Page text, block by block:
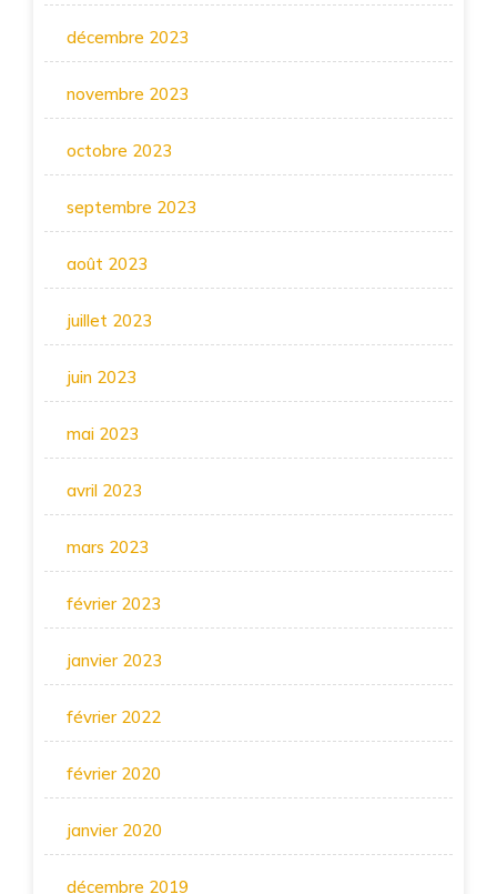
décembre 2023
novembre 2023
octobre 2023
septembre 2023
août 2023
juillet 2023
juin 2023
mai 2023
avril 2023
mars 2023
février 2023
janvier 2023
février 2022
février 2020
janvier 2020
décembre 2019